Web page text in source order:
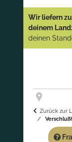
Wir liefern
deinem Land:
deinen
Zurück zur